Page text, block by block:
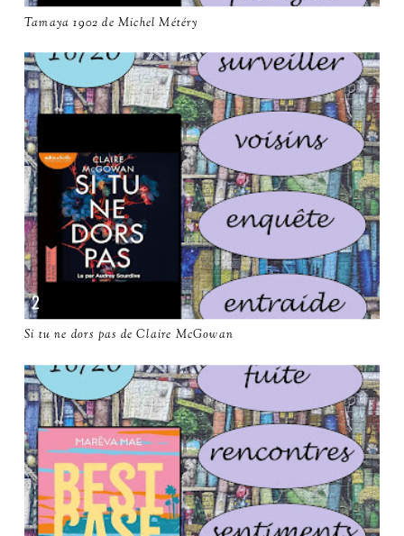
Tamaya 1902 de Michel Météry
Si tu ne dors pas de Claire McGowan